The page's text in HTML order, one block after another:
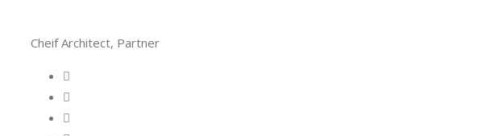
Cheif Architect, Partner